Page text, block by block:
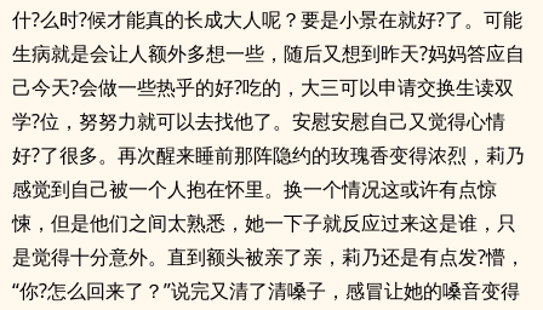
什?么时?候才能真的长成大人呢？要是小景在就好?了。可能
生病就是会让人额外多想一些，随后又想到昨天?妈妈答应自
己今天?会做一些热乎的好?吃的，大三可以申请交换生读双
学?位，努努力就可以去找他了。安慰安慰自己又觉得心情
好?了很多。再次醒来睡前那阵隐约的玫瑰香变得浓烈，莉乃
感觉到自己被一个人抱在怀里。换一个情况这或许有点惊
悚，但是他们之间太熟悉，她一下子就反应过来这是谁，只
是觉得十分意外。直到额头被亲了亲，莉乃还是有点发?懵，
“你?怎么回来了？”说完又清了清嗓子，感冒让她的嗓音变得